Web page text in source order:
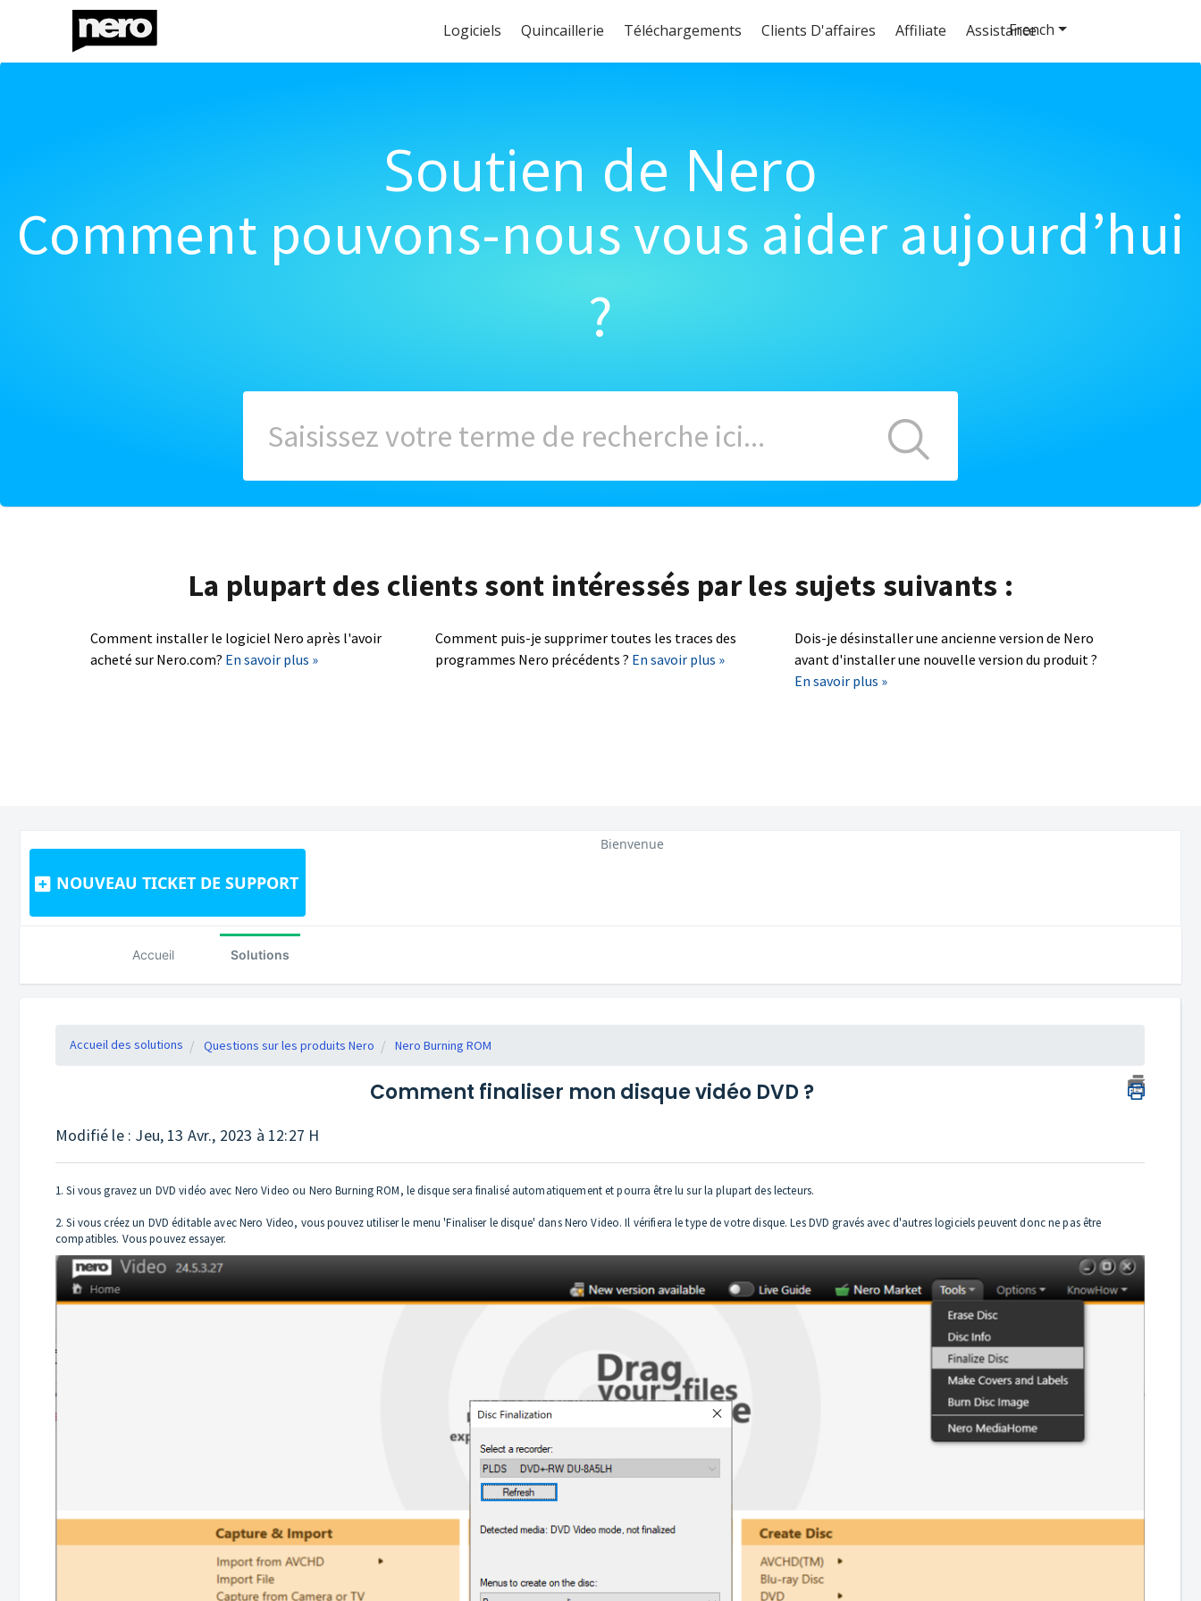
Logiciels Quincaillerie Téléchargements Clients D'affaires Affiliate Assistance
Soutien de Nero
Comment pouvons-nous vous aider aujourd’hui
?
La plupart des clients sont intéressés par les sujets suivants :
Comment installer le logiciel Nero après l'avoir
acheté sur Nero.com? En savoir plus »
Comment puis-je supprimer toutes les traces des
programmes Nero précédents ? En savoir plus »
Dois-je désinstaller une ancienne version de Nero
avant d'installer une nouvelle version du produit ?
En savoir plus »
NOUVEAU TICKET DE SUPPORT
French
Bienvenue
Accueil Solutions
Accueil des solutions Questions sur les produits Nero Nero Burning ROM
Comment finaliser mon disque vidéo DVD ?
Modifié le : Jeu, 13 Avr., 2023 à 12:27 H
1. Si vous gravez un DVD vidéo avec Nero Video ou Nero Burning ROM, le disque sera finalisé automatiquement et pourra être lu sur la plupart des lecteurs.
2. Si vous créez un DVD éditable avec Nero Video, vous pouvez utiliser le menu 'Finaliser le disque' dans Nero Video. Il vérifiera le type de votre disque. Les DVD gravés avec d'autres logiciels peuvent donc ne pas être
compatibles. Vous pouvez essayer.